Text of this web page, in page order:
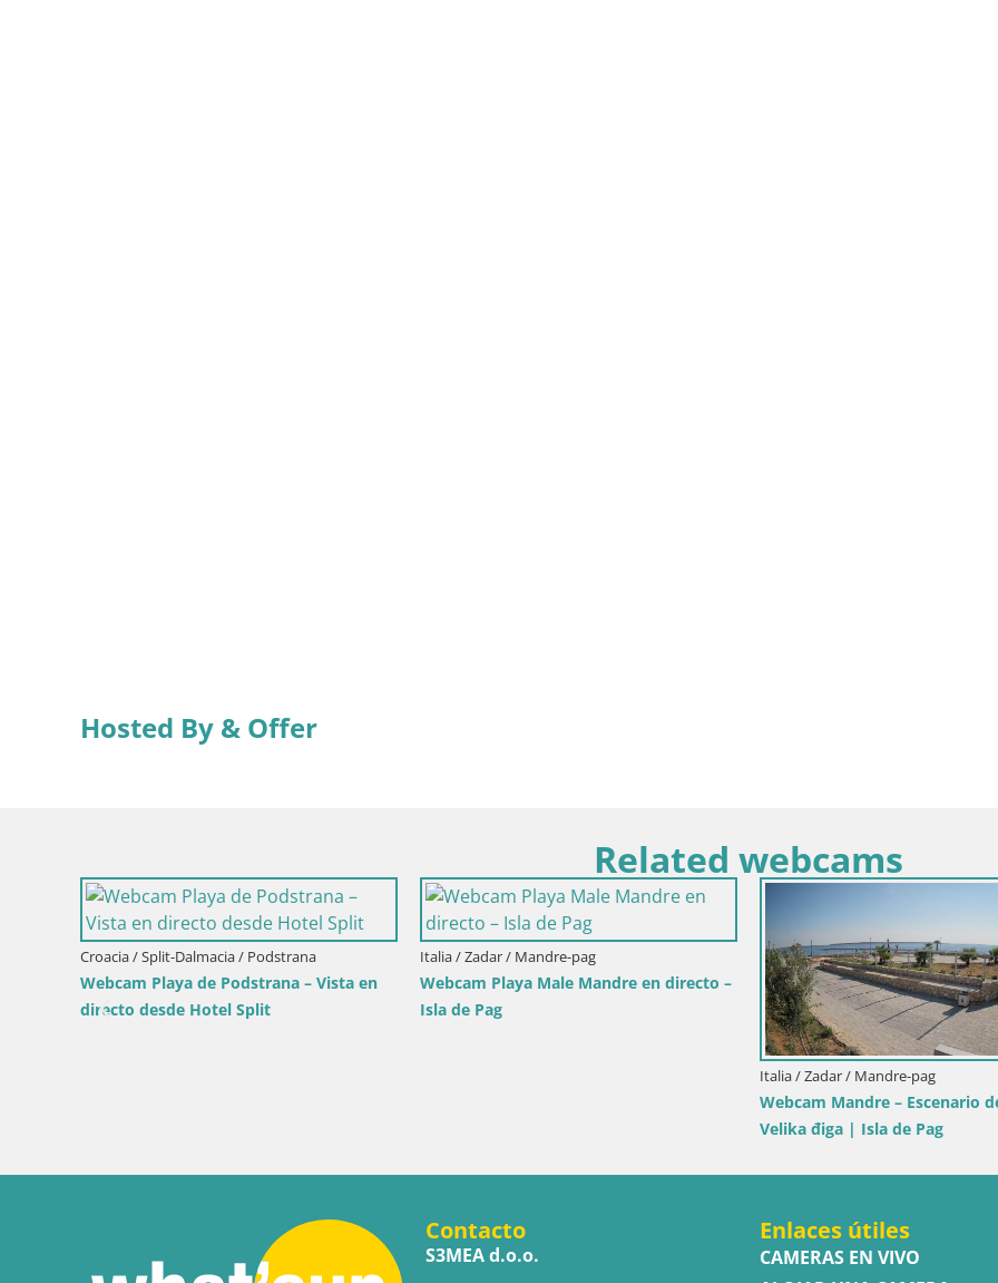
Hosted By & Offer
Related webcams
Italia / Cerdeña / Muravera
Webcam Piscina Rei – Vista en directo
desde Costa Rei, Muravera
Italia / Sicilia / Trapani
Webcam Isole dello
Pro Center
Contacto
S3MEA d.o.o.
Enlaces útiles
CAMERAS EN VIVO